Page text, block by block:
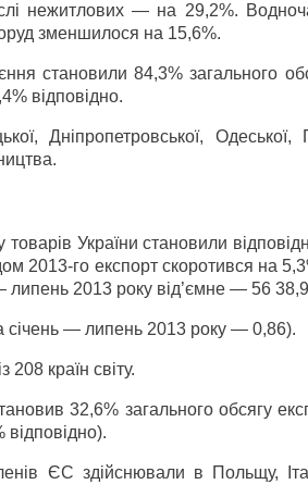
нежитлових — на 29,2%.
зменшилося на 15,6%.
становили 84,3% загального
відповідно.
Дніпропетровської, Одеської,
України становили
2013-го експорт скоротився на
липень 2013 року від’ємне — 56
січень — липень 2013 року — 0,86).
країн світу.
32,6% загального обсягу
ЄС здійснювали в Польщу,